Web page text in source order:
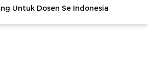
Untuk Dosen Se Indonesia